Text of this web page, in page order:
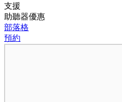
支援
助聽器優惠
部落格
預約